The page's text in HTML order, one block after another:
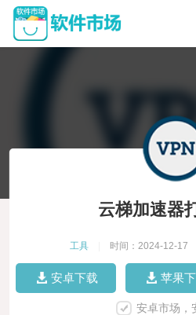
云梯加速器
工具 时间：2024-12-17
安卓下载 苹果
安卓市场，